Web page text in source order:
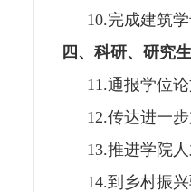
10.完成建筑
四、 科研、研究
11.通报学位
12.传达进一
13.推进学院
14.到乡村振